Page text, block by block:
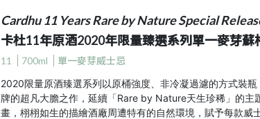
Cardhu 11 Years Rare by Nature Special
卡杜11年原酒2020年限量臻選系列單一麥芽蘇
11 700ml
單一麥芽威士忌
2020限量原酒臻選系列以原桶強度、非冷凝過濾的方式裝
牌的超凡大膽之作，延續「Rare by Nature天生珍稀」的
畫，栩栩如生的描繪酒廠周遭特有的自然環境，賦予每款威